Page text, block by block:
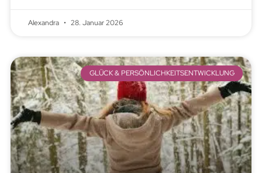
Alexandra 28. Januar 2026
GLÜCK & PERSÖNLICHKEITSENTWICKLUNG